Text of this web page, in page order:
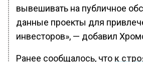
вывешивать на публичное
данные проекты для
инвесторов», — добавил
Ранее сообщалось, что к